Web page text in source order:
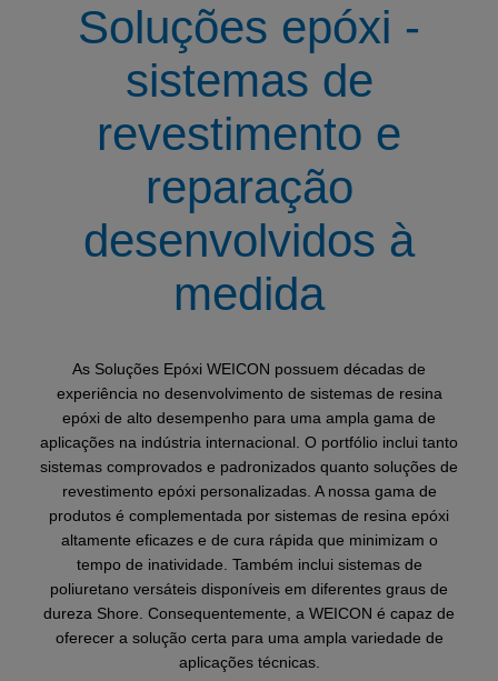
Soluções epóxi -
sistemas de
revestimento e
reparação
desenvolvidos à
medida
As Soluções Epóxi WEICON possuem décadas de
experiência no desenvolvimento de sistemas de resina
epóxi de alto desempenho para uma ampla gama de
aplicações na indústria internacional. O portfólio inclui tanto
sistemas comprovados e padronizados quanto soluções de
revestimento epóxi personalizadas. A nossa gama de
produtos é complementada por sistemas de resina epóxi
altamente eficazes e de cura rápida que minimizam o
tempo de inatividade. Também inclui sistemas de
poliuretano versáteis disponíveis em diferentes graus de
dureza Shore. Consequentemente, a WEICON é capaz de
oferecer a solução certa para uma ampla variedade de
aplicações técnicas.